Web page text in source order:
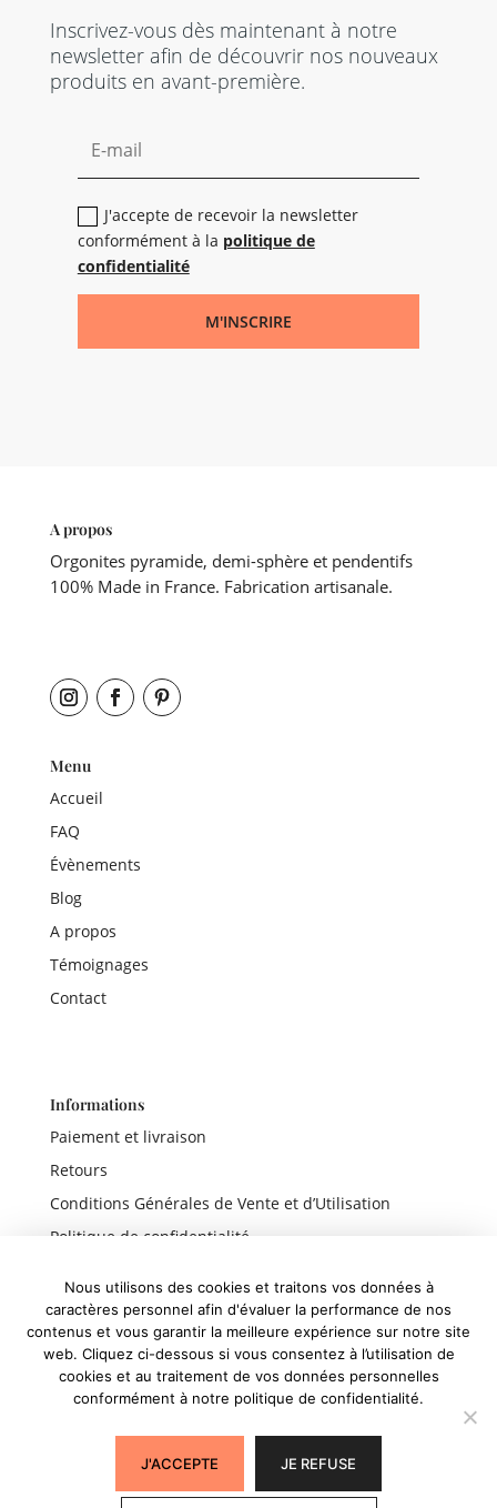
Inscrivez-vous dès maintenant à notre
newsletter afin de découvrir nos nouveaux
produits en avant-première.
J'accepte de recevoir la newsletter
conformément à la politique de
confidentialité
M'INSCRIRE
A propos
Orgonites pyramide, demi-sphère et pendentifs
100% Made in France. Fabrication artisanale.
Menu
Accueil
FAQ
Évènements
Blog
A propos
Témoignages
Contact
Informations
Paiement et livraison
Retours
Conditions Générales de Vente et d’Utilisation
Politique de confidentialité
Liens rapides
Boutique
Mon compte
Nous utilisons des cookies et traitons vos données à
caractères personnel afin d'évaluer la performance de nos
contenus et vous garantir la meilleure expérience sur notre site
web. Cliquez ci-dessous si vous consentez à l’utilisation de
cookies et au traitement de vos données personnelles
conformément à notre politique de confidentialité.
J'ACCEPTE JE REFUSE